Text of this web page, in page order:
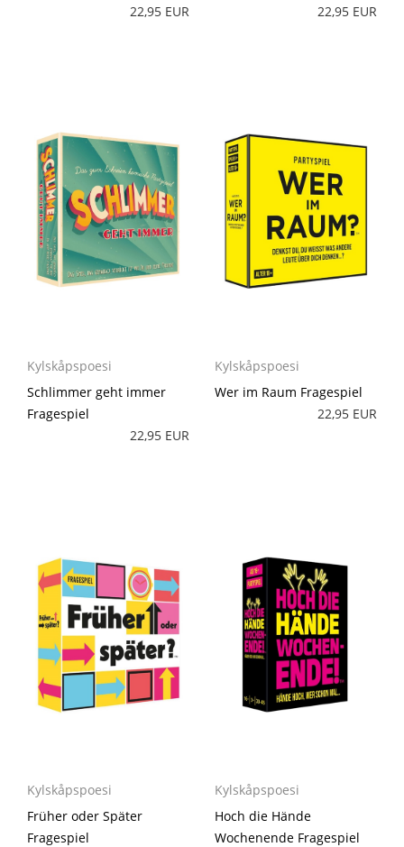
22,95 EUR
22,95 EUR
Kylskåpspoesi
Schlimmer geht immer
Fragespiel
22,95 EUR
Kylskåpspoesi
Wer im Raum Fragespiel
22,95 EUR
Kylskåpspoesi
Früher oder Später
Fragespiel
Kylskåpspoesi
Hoch die Hände
Wochenende Fragespiel